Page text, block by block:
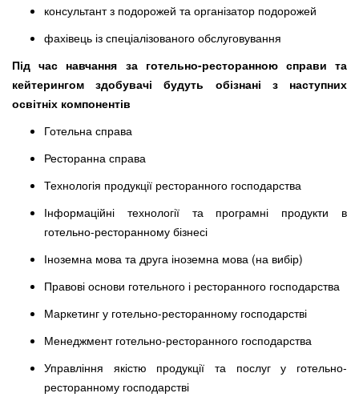
консультант з подорожей та організатор подорожей
фахівець із спеціалізованого обслуговування
Під час навчання за готельно-ресторанною справи та
кейтерингом здобувачі будуть обізнані з наступних
освітніх компонентів
Готельна справа
Ресторанна справа
Технологія продукції ресторанного господарства
Інформаційні технології та програмні продукти в
готельно-ресторанному бізнесі
Іноземна мова та друга іноземна мова (на вибір)
Правові основи готельного і ресторанного господарства
Маркетинг у готельно-ресторанному господарстві
Менеджмент готельно-ресторанного господарства
Управління якістю продукції та послуг у готельно-
ресторанному господарстві